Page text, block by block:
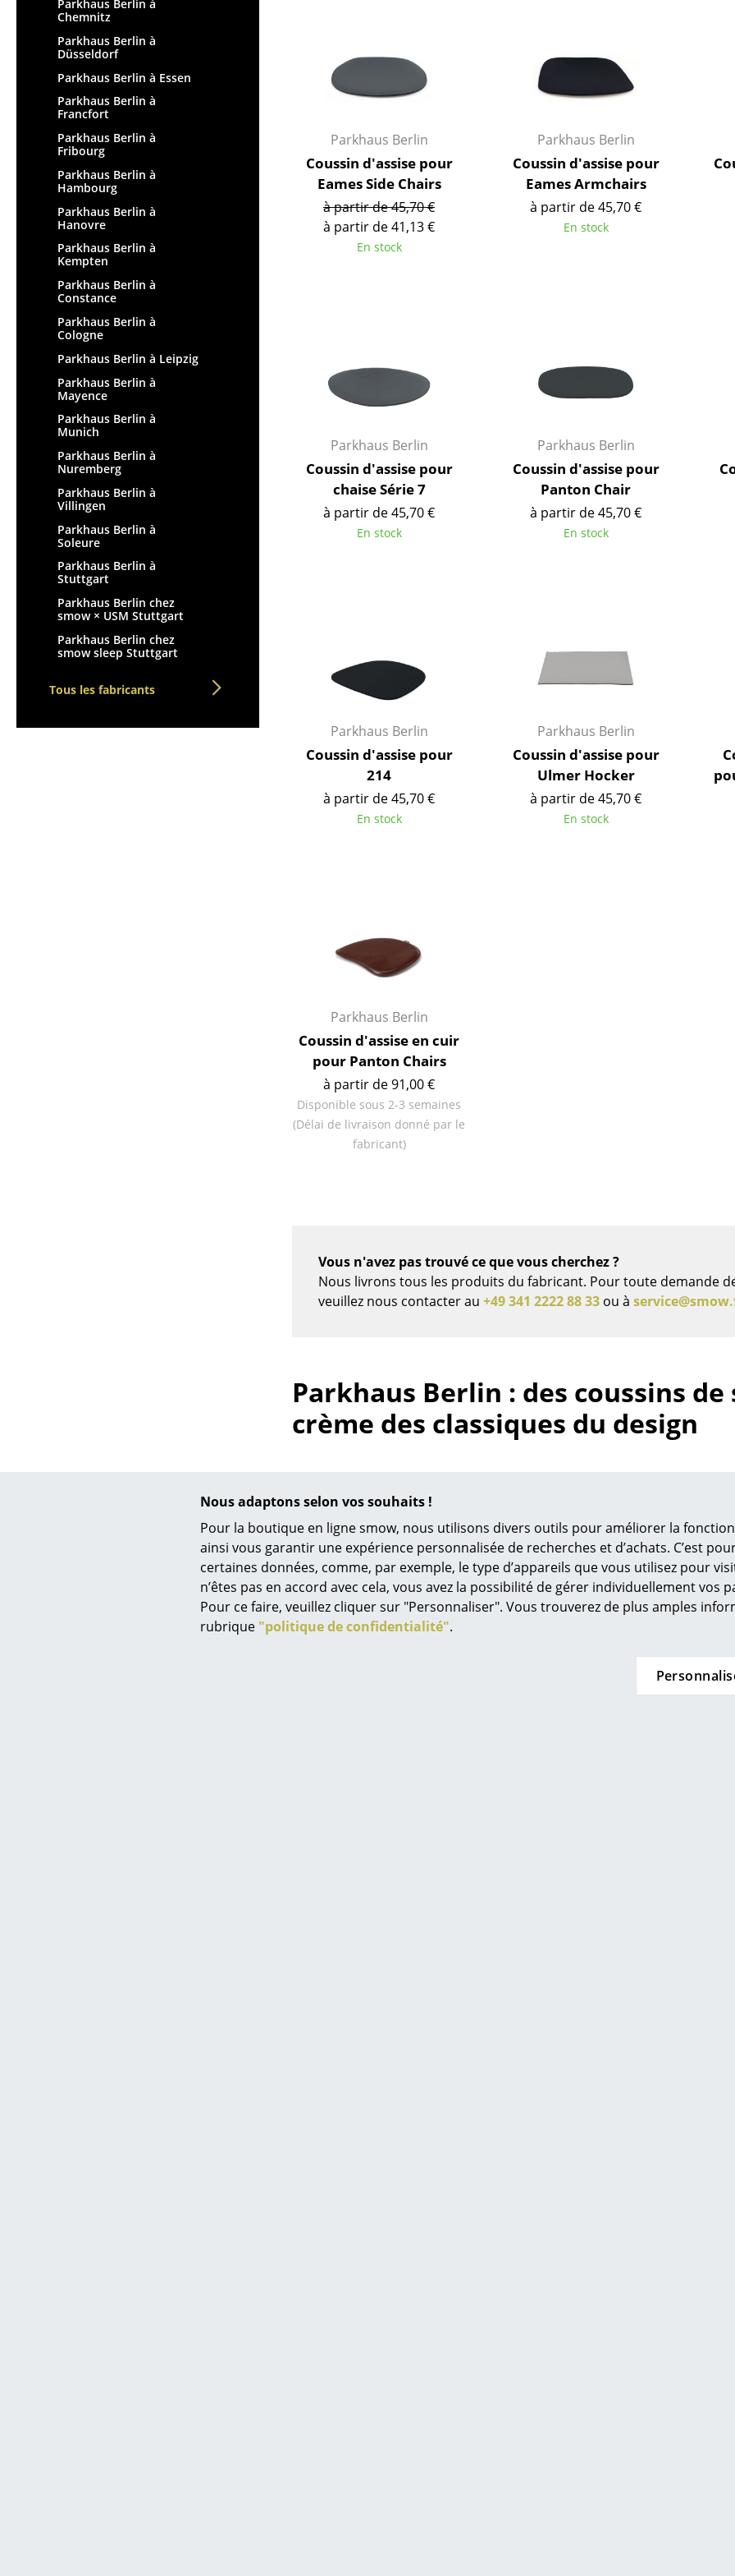
Nous adaptons selon vos souhaits !
Pour la boutique en ligne smow, nous utilisons divers outils pour améliorer la
ainsi vous garantir une expérience personnalisée de recherches et d’achats. C’est
certaines données, comme, par exemple, le type d’appareils que vous utilisez pour
n’êtes pas en accord avec cela, vous avez la possibilité de gérer individuellement vos
Pour ce faire, veuillez cliquer sur "Personnaliser". Vous trouverez de plus amples
rubrique "politique de confidentialité".
Tabourets
Bancs & Chaises longues
Poufs poires
Chaises de jardin
Chaises enfants
Chaises à bascule
Chaises de bureau
Chaises de conférence
Fauteuils de direction
Pièces détachées
... voir tous les sièges
... voir toutes les tables
... voir tous les rangements
Configurateur USM Haller
Accessoires
Horloges
Miroirs
Figurines & Miniatures
Plateaux
Accessoires de bureau
Boîtes de rangement
Couvertures
Coussins
Rideaux
... voir tous les
accessoires
Cuisine & Salle à manger
Chambre à coucher
Bureau
Entrée & Couloir
Salle de Bain
Cellier & Buanderie
Fritz Hansen
HAY
Louis Poulsen
Muuto
Nils Holger Moormann
Richard Lampert
Thonet
USM Haller
Vitra
Éditions spéciales
Classiques du design
Les femmes dans le
Design italien
Design durable
Matériaux naturels
Service
Contact
Paiement
Livraison
À
Parkhaus Berlin à
Chemnitz
Parkhaus Berlin à
Düsseldorf
Parkhaus Berlin à Essen
Parkhaus Berlin à
Francfort
Parkhaus Berlin à
Fribourg
Parkhaus Berlin à
Hambourg
Parkhaus Berlin à
Hanovre
Parkhaus Berlin à
Kempten
Parkhaus Berlin à
Constance
Parkhaus Berlin à
Cologne
Parkhaus Berlin à Leipzig
Parkhaus Berlin à
Mayence
Parkhaus Berlin à
Munich
Parkhaus Berlin à
Nuremberg
Parkhaus Berlin à
Villingen
Parkhaus Berlin à
Soleure
Parkhaus Berlin à
Stuttgart
Parkhaus Berlin chez
smow × USM Stuttgart
Parkhaus Berlin chez
smow sleep Stuttgart
Tous les fabricants
Parkhaus Berlin
Coussin d'assise pour
Eames Side Chairs
à partir de 45,70 €
à partir de 41,13 €
En stock
Parkhaus Berlin
Coussin d'assise pour
Eames Armchairs
à partir de 45,70 €
En stock
Parkhaus Berlin
Coussin d'assise pour
chaise Série 7
à partir de 45,70 €
En stock
Parkhaus Berlin
Coussin d'assise pour
Panton Chair
à partir de 45,70 €
En stock
Parkhaus Berlin
Coussin d'assise pour
214
à partir de 45,70 €
En stock
Parkhaus Berlin
Coussin d'assise pour
Ulmer Hocker
à partir de 45,70 €
En stock
Parkhaus Berlin
Coussin d'assise en cuir
pour Panton Chairs
à partir de 91,00 €
Disponible sous 2-3 semaines
(Délai de livraison donné par le
fabricant)
Vous n'avez pas trouvé ce que vous cherchez ?
Nous livrons tous les produits du fabricant. Pour toute demande
veuillez nous contacter au +49 341 2222 88 33 ou à
Parkhaus Berlin : des coussins
crème des classiques du design
de laine. Les designers de Parkhaus Berlin se sont ainsi spécialisées
particularité : il s'agit de coussins et galettes d'assise sur mesure pour
Plastic Chairs ou les chaises Fritz Hansen comme la chaise Fourmi